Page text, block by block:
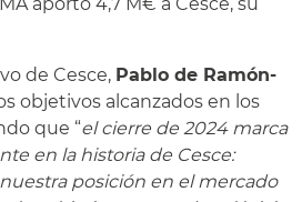
de Cesce, Pablo de Ramón-
objetivos alcanzados en los
que “el cierre de 2024 marca
en la historia de Cesce:
posición en el mercado